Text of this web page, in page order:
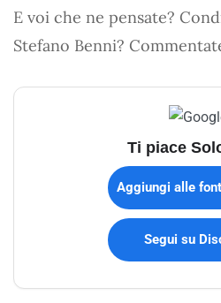
E voi che ne pensate?
Stefano Benni?
Ti piace
Aggiungi alle
Segui su